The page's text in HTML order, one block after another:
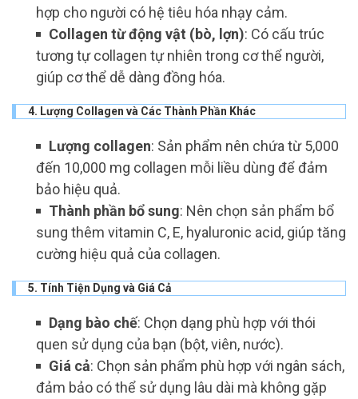
hợp cho người có hệ tiêu hóa nhạy cảm.
Collagen từ động vật (bò, lợn): Có cấu trúc
tương tự collagen tự nhiên trong cơ thể người,
giúp cơ thể dễ dàng đồng hóa.
4. Lượng Collagen và Các Thành Phần Khác
Lượng collagen: Sản phẩm nên chứa từ 5,000
đến 10,000 mg collagen mỗi liều dùng để đảm
bảo hiệu quả.
Thành phần bổ sung: Nên chọn sản phẩm bổ
sung thêm vitamin C, E, hyaluronic acid, giúp tăng
cường hiệu quả của collagen.
5. Tính Tiện Dụng và Giá Cả
Dạng bào chế: Chọn dạng phù hợp với thói
quen sử dụng của bạn (bột, viên, nước).
Giá cả: Chọn sản phẩm phù hợp với ngân sách,
đảm bảo có thể sử dụng lâu dài mà không gặp